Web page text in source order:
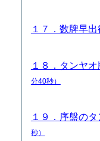
１７．数牌早
１８．タンヤ
分40秒）
１９．序盤の
秒）